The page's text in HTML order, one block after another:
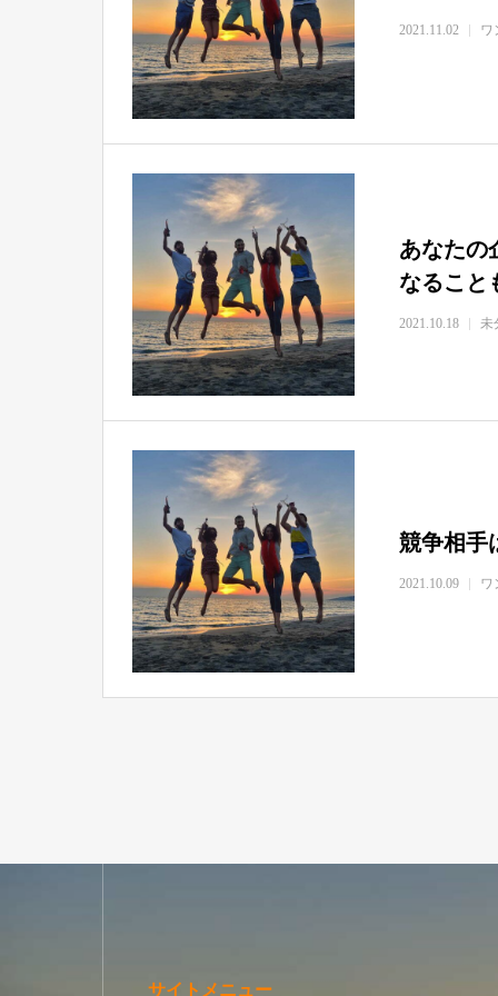
2021.11.02 ワ
あなたの
なるこ
2021.10.18 未
競争相手
2021.10.09 ワ
サイトメニュー